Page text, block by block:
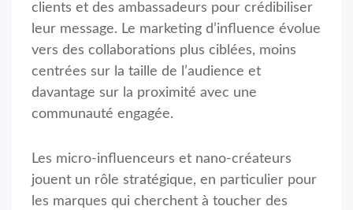
clients et des ambassadeurs pour crédibiliser
leur message. Le marketing d’influence évolue
vers des collaborations plus ciblées, moins
centrées sur la taille de l’audience et
davantage sur la proximité avec une
communauté engagée.
Les micro-influenceurs et nano-créateurs
jouent un rôle stratégique, en particulier pour
les marques qui cherchent à toucher des